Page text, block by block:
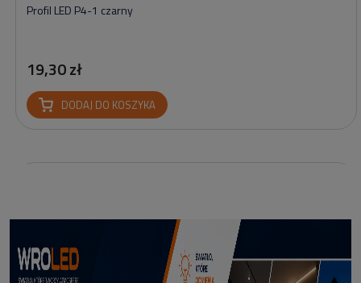
Profil LED P4-1 czarny
19,30 zł
DODAJ DO KOSZYKA